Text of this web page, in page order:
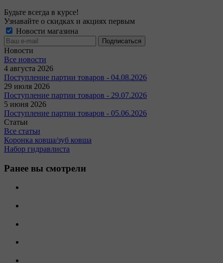
Будьте всегда в курсе!
Узнавайте о скидках и акциях первым
Новости магазина
Новости
Все новости
4 августа 2026
Поступление партии товаров - 04.08.2026
29 июля 2026
Поступление партии товаров - 29.07.2026
5 июня 2026
Поступление партии товаров - 05.06.2026
Статьи
Все статьи
Коронка ковша/зуб ковша
Набор гидравлиста
Ранее вы смотрели